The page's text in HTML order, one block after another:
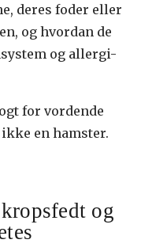
deres foder eller
og hvordan de
og allergi-
for vordende
en hamster.
og